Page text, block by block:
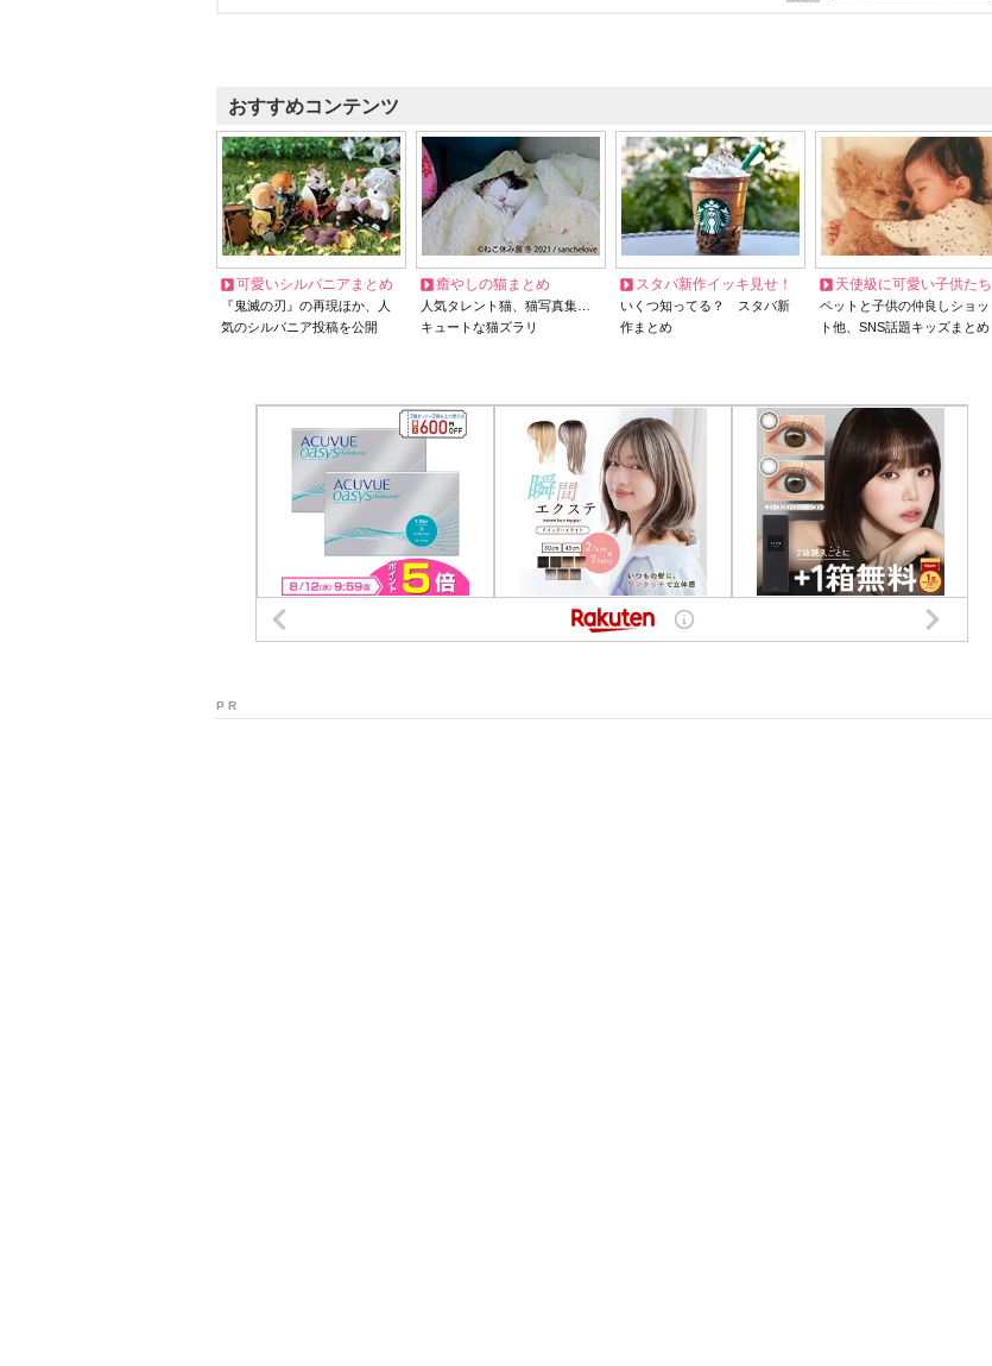
おすすめコンテンツ
可愛いシルバニアまとめ
『鬼滅の刃』の再現ほか、人
気のシルバニア投稿を公開
癒やしの猫まとめ
人気タレント猫、猫写真集…
キュートな猫ズラリ
スタバ新作イッキ見せ！
いくつ知ってる？ スタバ新
作まとめ
天使級に可愛い子供たち
ペットと子供の仲良しショッ
ト他、SNS話題キッズまとめ
P R